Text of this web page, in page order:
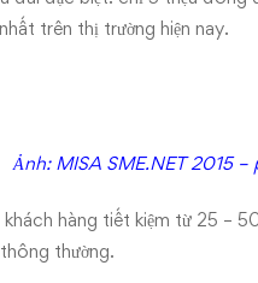
trên thị trường hiện nay.
Ảnh: MISA SME.NET 2015
hàng tiết kiệm từ 25 –
thường.